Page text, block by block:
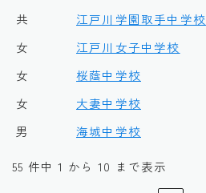
共
江戸川学園取手中学校
女
江戸川女子中学校
女
桜蔭中学校
女
大妻中学校
男
海城中学校
55 件中 1 から 10 まで表示